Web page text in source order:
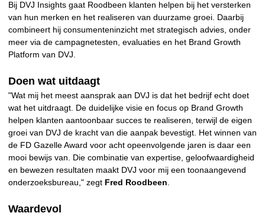
Bij DVJ Insights gaat Roodbeen klanten helpen bij het versterken
van hun merken en het realiseren van duurzame groei. Daarbij
combineert hij consumenteninzicht met strategisch advies, onder
meer via de campagnetesten, evaluaties en het Brand Growth
Platform van DVJ.
Doen wat uitdaagt
"Wat mij het meest aansprak aan DVJ is dat het bedrijf echt doet
wat het uitdraagt. De duidelijke visie en focus op Brand Growth
helpen klanten aantoonbaar succes te realiseren, terwijl de eigen
groei van DVJ de kracht van die aanpak bevestigt. Het winnen van
de FD Gazelle Award voor acht opeenvolgende jaren is daar een
mooi bewijs van. Die combinatie van expertise, geloofwaardigheid
en bewezen resultaten maakt DVJ voor mij een toonaangevend
onderzoeksbureau," zegt Fred Roodbeen
Waardevol